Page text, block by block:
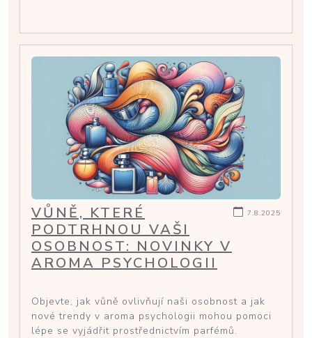
7.8.2025
VŮNĚ, KTERÉ
PODTRHNOU VAŠI
OSOBNOST: NOVINKY V
AROMA PSYCHOLOGII
Objevte, jak vůně ovlivňují naši osobnost a jak
nové trendy v aroma psychologii mohou pomoci
lépe se vyjádřit prostřednictvím parfémů.